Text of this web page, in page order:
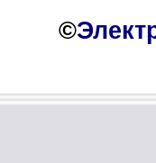
©